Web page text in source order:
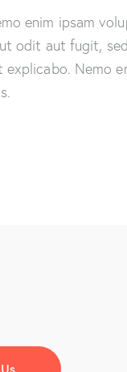
enim ipsam
odit aut fugit,
Nemo